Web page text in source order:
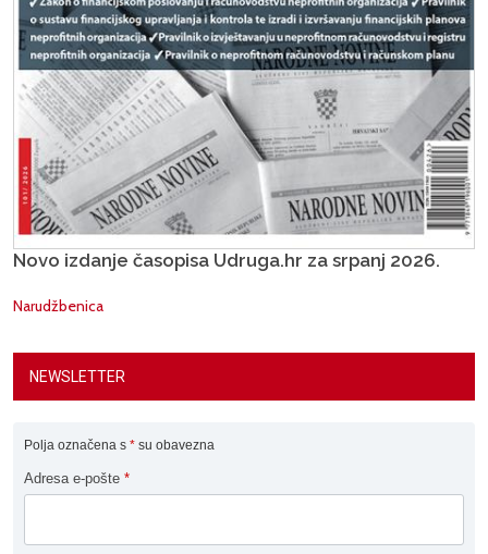
Novo izdanje časopisa Udruga.hr za srpanj 2026.
Narudžbenica
NEWSLETTER
Polja označena s * su obavezna
Adresa e-pošte *